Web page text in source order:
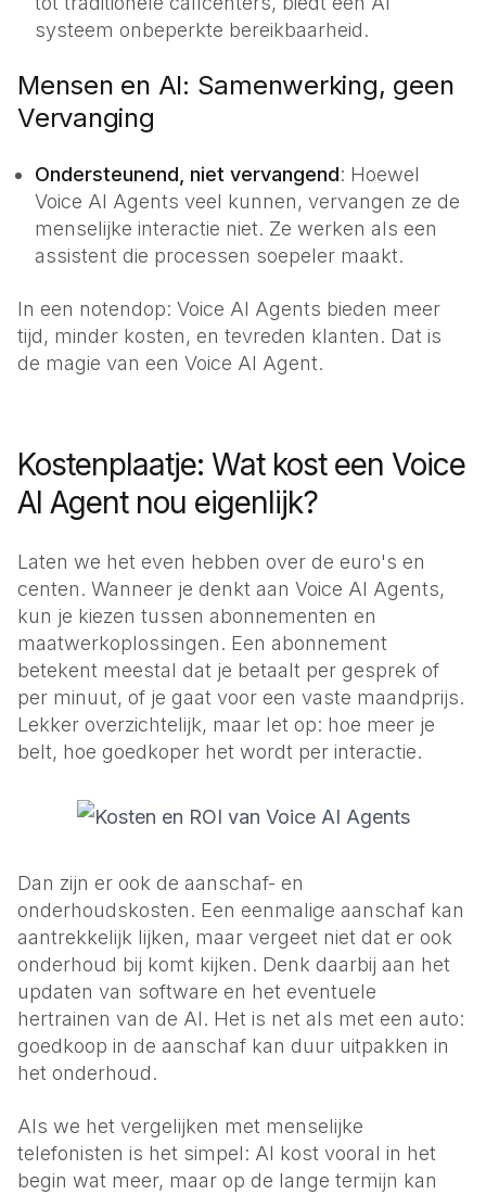
systeem onbeperkte bereikbaarheid.
Mensen en AI: Samenwerking, geen
Vervanging
Ondersteunend, niet vervangend: Hoewel
Voice AI Agents veel kunnen, vervangen ze de
menselijke interactie niet. Ze werken als een
assistent die processen soepeler maakt.
In een notendop: Voice AI Agents bieden meer
tijd, minder kosten, en tevreden klanten. Dat is
de magie van een Voice AI Agent.
Kostenplaatje: Wat kost een Voice
AI Agent nou eigenlijk?
Laten we het even hebben over de euro's en
centen. Wanneer je denkt aan Voice AI Agents,
kun je kiezen tussen abonnementen en
maatwerkoplossingen. Een abonnement
betekent meestal dat je betaalt per gesprek of
per minuut, of je gaat voor een vaste maandprijs.
Lekker overzichtelijk, maar let op: hoe meer je
belt, hoe goedkoper het wordt per interactie.
Dan zijn er ook de aanschaf- en
onderhoudskosten. Een eenmalige aanschaf kan
aantrekkelijk lijken, maar vergeet niet dat er ook
onderhoud bij komt kijken. Denk daarbij aan het
updaten van software en het eventuele
hertrainen van de AI. Het is net als met een auto:
goedkoop in de aanschaf kan duur uitpakken in
het onderhoud.
Als we het vergelijken met menselijke
telefonisten is het simpel: AI kost vooral in het
begin wat meer, maar op de lange termijn kan